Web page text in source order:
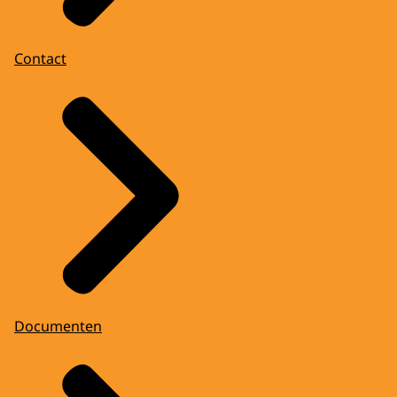
Contact
Documenten